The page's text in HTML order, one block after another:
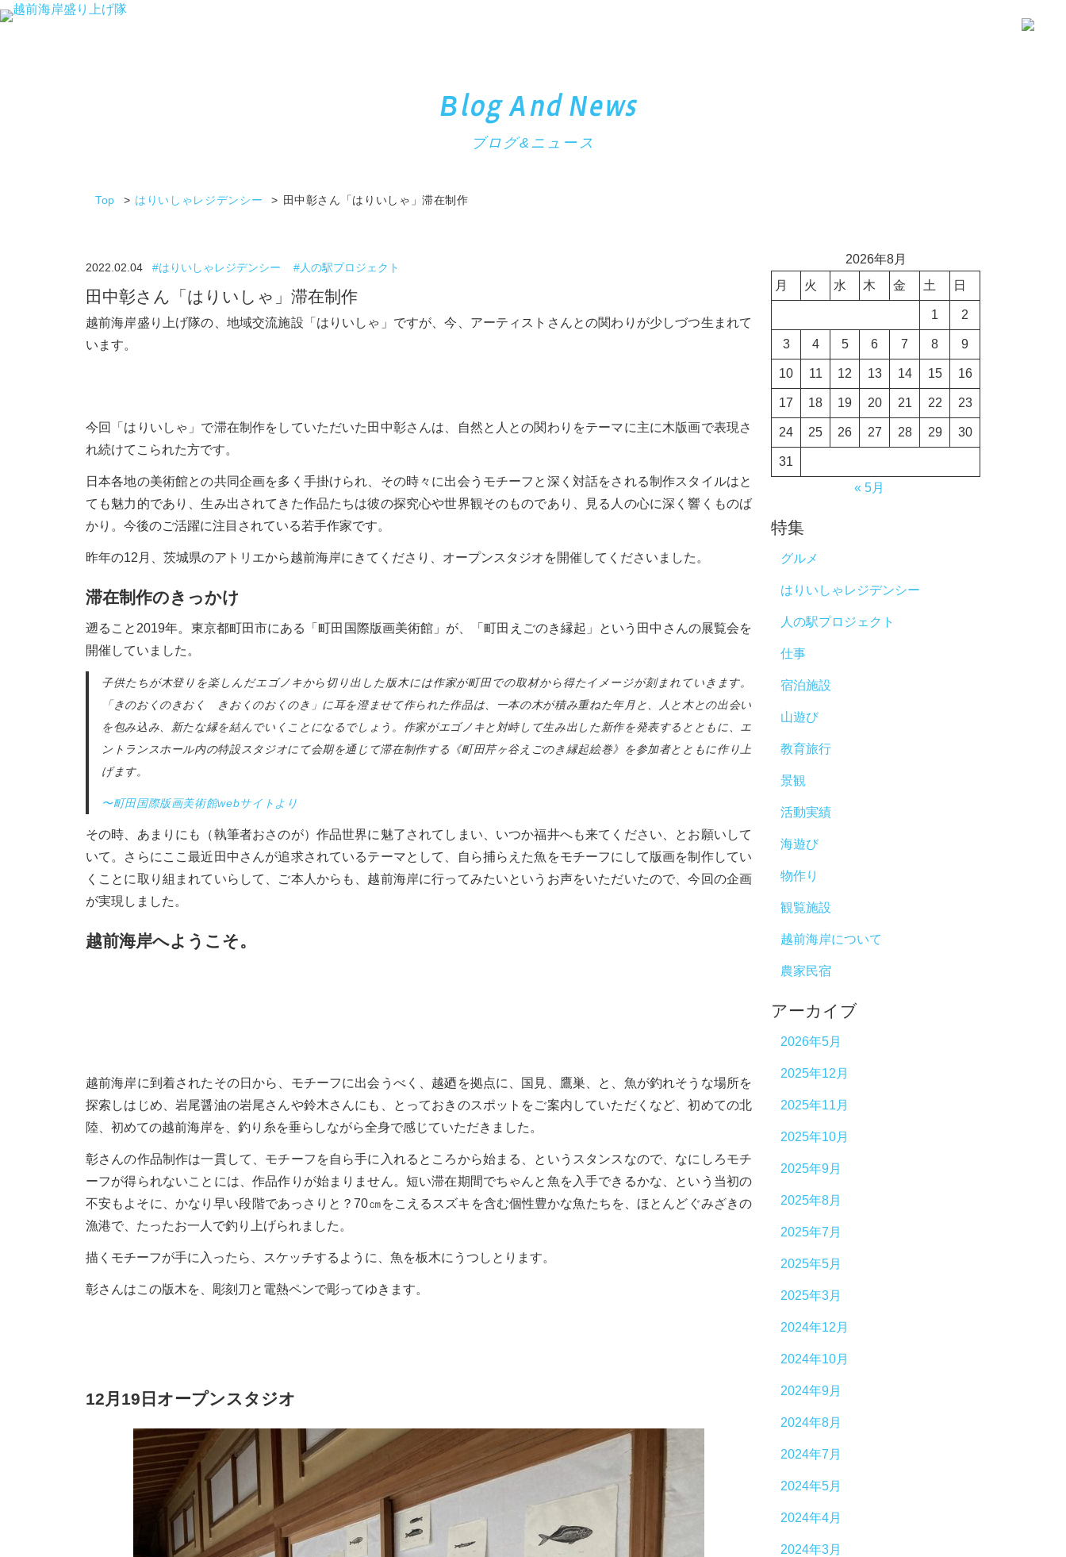
内
ブログ&ニュース
Blog And News
Top はりいしゃレジデンシー 田中彰さん「はりいしゃ」滞在制作
2022.02.04 はりいしゃレジデンシー 人の駅プロジェクト
田中彰さん「はりいしゃ」滞在制作
越前海岸盛り上げ隊の、地域交流施設「はりいしゃ」ですが、今、アーティストさんとの関わりが少しづつ生まれて
います。
今回「はりいしゃ」で滞在制作をしていただいた田中彰さんは、自然と人との関わりをテーマに主に木版画で表現さ
れ続けてこられた方です。
日本各地の美術館との共同企画を多く手掛けられ、その時々に出会うモチーフと深く対話をされる制作スタイルはと
ても魅力的であり、生み出されてきた作品たちは彼の探究心や世界観そのものであり、見る人の心に深く響くものば
かり。今後のご活躍に注目されている若手作家です。
昨年の12月、茨城県のアトリエから越前海岸にきてくださり、オープンスタジオを開催してくださいました。
滞在制作のきっかけ
遡ること2019年。東京都町田市にある「町田国際版画美術館」が、「町田えごのき縁起」という田中さんの展覧会を
開催していました。
子供たちが木登りを楽しんだエゴノキから切り出した版木には作家が町田での取材から得たイメージが刻まれていきます。
「きのおくのきおく きおくのおくのき」に耳を澄ませて作られた作品は、一本の木が積み重ねた年月と、人と木との出会い
を包み込み、新たな縁を結んでいくことになるでしょう。作家がエゴノキと対峙して生み出した新作を発表するとともに、エ
ントランスホール内の特設スタジオにて会期を通じて滞在制作する《町田芹ヶ谷えごのき縁起絵巻》を参加者とともに作り上
げます。
〜町田国際版画美術館webサイトより
その時、あまりにも（執筆者おさのが）作品世界に魅了されてしまい、いつか福井へも来てください、とお願いして
いて。さらにここ最近田中さんが追求されているテーマとして、自ら捕らえた魚をモチーフにして版画を制作してい
くことに取り組まれていらして、ご本人からも、越前海岸に行ってみたいというお声をいただいたので、今回の企画
が実現しました。
越前海岸へようこそ。
越前海岸に到着されたその日から、モチーフに出会うべく、越廼を拠点に、国見、鷹巣、と、魚が釣れそうな場所を
探索しはじめ、岩尾醤油の岩尾さんや鈴木さんにも、とっておきのスポットをご案内していただくなど、初めての北
陸、初めての越前海岸を、釣り糸を垂らしながら全身で感じていただきました。
彰さんの作品制作は一貫して、モチーフを自ら手に入れるところから始まる、というスタンスなので、なにしろモチ
ーフが得られないことには、作品作りが始まりません。短い滞在期間でちゃんと魚を入手できるかな、という当初の
不安もよそに、かなり早い段階であっさりと？70㎝をこえるスズキを含む個性豊かな魚たちを、ほとんどぐみざきの
漁港で、たったお一人で釣り上げられました。
描くモチーフが手に入ったら、スケッチするように、魚を板木にうつしとります。
彰さんはこの版木を、彫刻刀と電熱ペンで彫ってゆきます。
12月19日オープンスタジオ
2026年8月
月
火 水 木 金 土 日
1 2
3 4 5 6 7 8 9
10 11 12 13 14 15 16
17 18 19 20 21 22 23
24 25 26 27 28 29 30
31
« 5月
特集
グルメ
はりいしゃレジデンシー
人の駅プロジェクト
仕事
宿泊施設
山遊び
教育旅行
景観
活動実績
海遊び
物作り
観覧施設
越前海岸について
農家民宿
アーカイブ
2026年5月
2025年12月
2025年11月
2025年10月
2025年9月
2025年8月
2025年7月
2025年5月
2025年3月
2024年12月
2024年10月
2024年9月
2024年8月
2024年7月
2024年5月
2024年4月
2024年3月